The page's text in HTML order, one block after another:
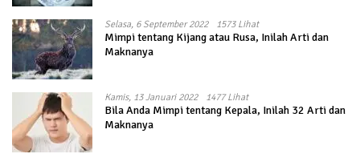
Selasa, 6 September 2022 1573 Lihat
Mimpi tentang Kijang atau Rusa, Inilah Arti dan
Maknanya
Kamis, 13 Januari 2022 1477 Lihat
Bila Anda Mimpi tentang Kepala, Inilah 32 Arti dan
Maknanya